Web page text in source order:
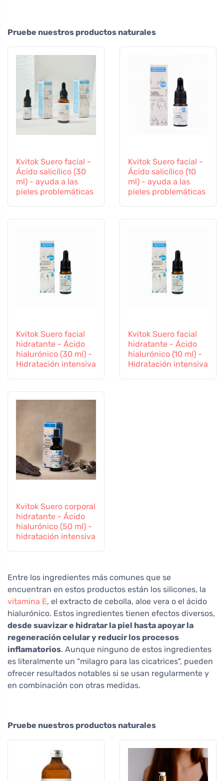
Pruebe nuestros productos naturales
Kvitok Suero facial -
Ácido salicílico (30
ml) - ayuda a las
pieles problemáticas
Kvitok Suero facial -
Ácido salicílico (10
ml) - ayuda a las
pieles problemáticas
Kvitok Suero facial
hidratante - Ácido
hialurónico (30 ml) -
Hidratación intensiva
Kvitok Suero facial
hidratante - Ácido
hialurónico (10 ml) -
Hidratación intensiva
Kvitok Suero corporal
hidratante - Ácido
hialurónico (50 ml) -
hidratación intensiva
Entre los ingredientes más comunes que se
encuentran en estos productos están los silicones, la
vitamina E, el extracto de cebolla, aloe vera o el ácido
hialurónico. Estos ingredientes tienen efectos diversos,
desde suavizar e hidratar la piel hasta apoyar la
regeneración celular y reducir los procesos
inflamatorios. Aunque ninguno de estos ingredientes
es literalmente un "milagro para las cicatrices", pueden
ofrecer resultados notables si se usan regularmente y
en combinación con otras medidas.
Pruebe nuestros productos naturales